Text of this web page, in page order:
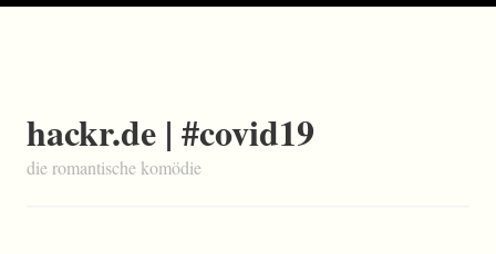
hackr.de | #covid19
die romantische komödie